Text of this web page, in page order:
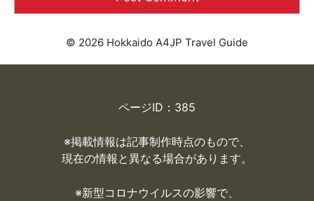
© 2026 Hokkaido A4JP Travel Guide
ページID：385
※掲載情報は記事制作時点のもので、
現在の情報と異なる場合があります。
※新型コロナウイルスの影響で、